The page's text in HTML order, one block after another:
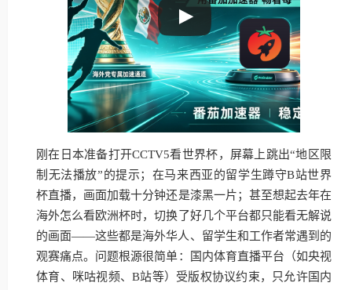
刚在日本准备打开CCTV5看世界杯，屏幕上跳出“地区限
制无法播放”的提示；在马来西亚的留学生蹲守B站世界
杯直播，画面加载十分钟还是漆黑一片；甚至想起去年在
海外怎么看欧洲杯时，切换了好几个平台都只能看无解说
的画面——这些都是海外华人、留学生和工作者常遇到的
观赛痛点。问题根源很简单：国内体育直播平台（如央视
体育、咪咕视频、B站等）受版权协议约束，只允许国内